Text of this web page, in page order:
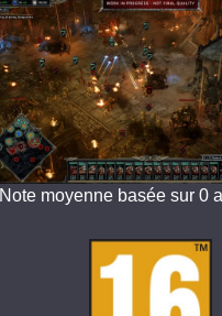
Note moyenne basée sur 0